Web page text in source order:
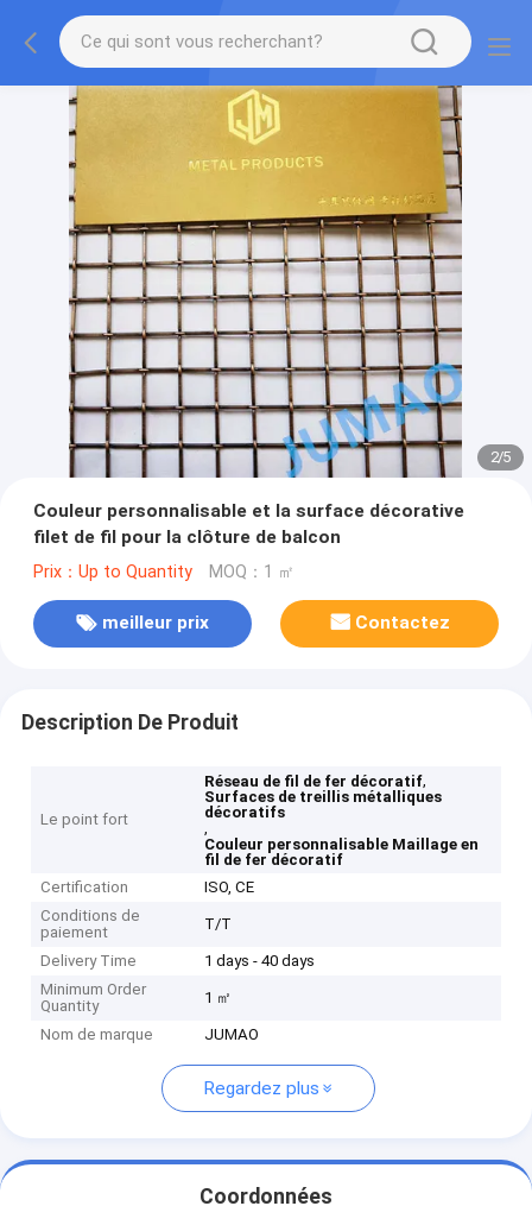
2/5
Couleur personnalisable et la surface décorative
filet de fil pour la clôture de balcon
Prix：Up to Quantity MOQ：1 ㎡
meilleur prix Contactez
Description De Produit
Le point fort
Réseau de fil de fer décoratif,
Surfaces de treillis métalliques
décoratifs
,
Couleur personnalisable Maillage en
fil de fer décoratif
Certification
ISO, CE
Conditions de
paiement
T/T
Delivery Time
1 days - 40 days
Minimum Order
Quantity
1 ㎡
Nom de marque JUMAO
Regardez plus
Coordonnées